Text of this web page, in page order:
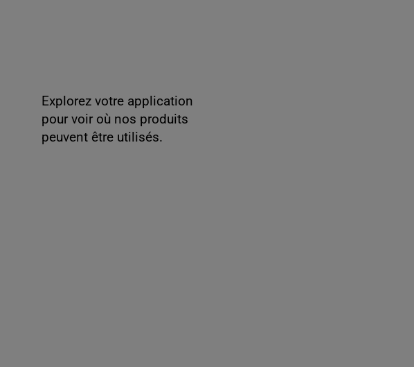
Explorez votre application
pour voir où nos produits
peuvent être utilisés.